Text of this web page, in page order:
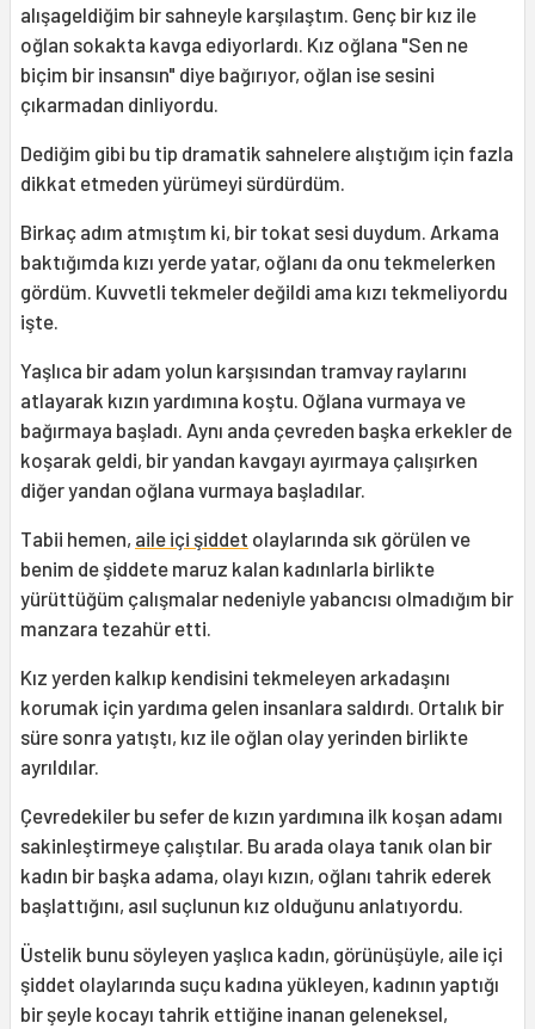
alışageldiğim bir sahneyle karşılaştım. Genç bir kız ile
oğlan sokakta kavga ediyorlardı. Kız oğlana "Sen ne
biçim bir insansın" diye bağırıyor, oğlan ise sesini
çıkarmadan dinliyordu.
Dediğim gibi bu tip dramatik sahnelere alıştığım için fazla
dikkat etmeden yürümeyi sürdürdüm.
Birkaç adım atmıştım ki, bir tokat sesi duydum. Arkama
baktığımda kızı yerde yatar, oğlanı da onu tekmelerken
gördüm. Kuvvetli tekmeler değildi ama kızı tekmeliyordu
işte.
Yaşlıca bir adam yolun karşısından tramvay raylarını
atlayarak kızın yardımına koştu. Oğlana vurmaya ve
bağırmaya başladı. Aynı anda çevreden başka erkekler de
koşarak geldi, bir yandan kavgayı ayırmaya çalışırken
diğer yandan oğlana vurmaya başladılar.
Tabii hemen, aile içi şiddet olaylarında sık görülen ve
benim de şiddete maruz kalan kadınlarla birlikte
yürüttüğüm çalışmalar nedeniyle yabancısı olmadığım bir
manzara tezahür etti.
Kız yerden kalkıp kendisini tekmeleyen arkadaşını
korumak için yardıma gelen insanlara saldırdı. Ortalık bir
süre sonra yatıştı, kız ile oğlan olay yerinden birlikte
ayrıldılar.
Çevredekiler bu sefer de kızın yardımına ilk koşan adamı
sakinleştirmeye çalıştılar. Bu arada olaya tanık olan bir
kadın bir başka adama, olayı kızın, oğlanı tahrik ederek
başlattığını, asıl suçlunun kız olduğunu anlatıyordu.
Üstelik bunu söyleyen yaşlıca kadın, görünüşüyle, aile içi
şiddet olaylarında suçu kadına yükleyen, kadının yaptığı
bir şeyle kocayı tahrik ettiğine inanan geleneksel,